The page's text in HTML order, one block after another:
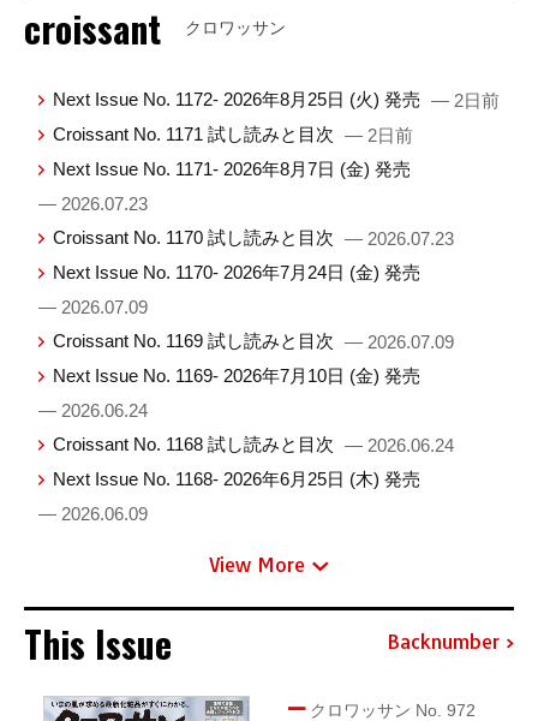
croissant クロワッサン
Next Issue No. 1172- 2026年8月25日 (火) 発売 — 2日前
Croissant No. 1171 試し読みと目次 — 2日前
Next Issue No. 1171- 2026年8月7日 (金) 発売
— 2026.07.23
Croissant No. 1170 試し読みと目次 — 2026.07.23
Next Issue No. 1170- 2026年7月24日 (金) 発売
— 2026.07.09
Croissant No. 1169 試し読みと目次 — 2026.07.09
Next Issue No. 1169- 2026年7月10日 (金) 発売
— 2026.06.24
Croissant No. 1168 試し読みと目次 — 2026.06.24
Next Issue No. 1168- 2026年6月25日 (木) 発売
— 2026.06.09
View More
This Issue Backnumber
クロワッサン No. 972